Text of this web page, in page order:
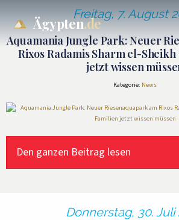
Ägypten.de
Freitag, 7. August
Aquamania Jungle Park: Neuer
Rixos Radamis Sharm el-
jetzt wissen
Kategorie: News
Den ganzen Beitrag lesen
Donnerstag, 30. Juli